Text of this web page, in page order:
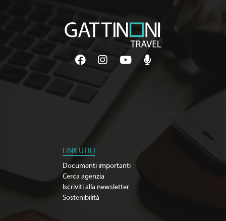
LINK UTILI
Documenti importanti
Cerca agenzia
Iscriviti alla newsletter
Sostenibilità